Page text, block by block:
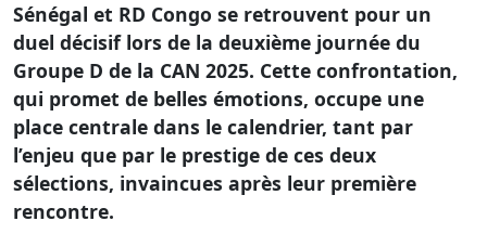
Sénégal et RD Congo se retrouvent pour un
duel décisif lors de la deuxième journée du
Groupe D de la CAN 2025. Cette confrontation,
qui promet de belles émotions, occupe une
place centrale dans le calendrier, tant par
l’enjeu que par le prestige de ces deux
sélections, invaincues après leur première
rencontre.